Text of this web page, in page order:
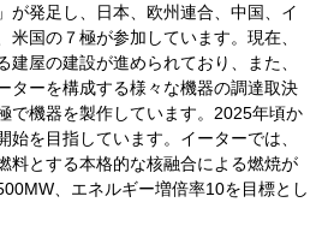
が発足し、日本、欧州連合、中国、イ
米国の７極が参加しています。現在、
建屋の建設が進められており、また、
ターを構成する様々な機器の調達取決
で機器を製作しています。2025年頃か
始を目指しています。イーターでは、
料とする本格的な核融合による燃焼が
、エネルギー増倍率10を目標とし